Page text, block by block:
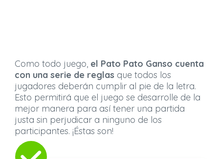
Como todo juego, el Pato Pato Ganso cuenta
con una serie de reglas que todos los
jugadores deberán cumplir al pie de la letra.
Esto permitirá que el juego se desarrolle de la
mejor manera para así tener una partida
justa sin perjudicar a ninguno de los
participantes. ¡Éstas son!